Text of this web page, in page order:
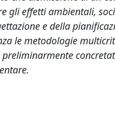
gli effetti ambientali,
e della
le metodologie